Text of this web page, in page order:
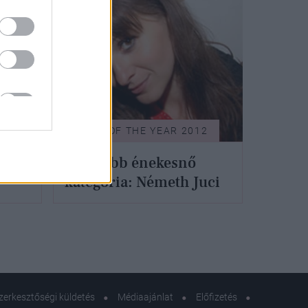
WOMEN OF THE YEAR 2012
A legjobb énekesnő
kategória: Németh Juci
küldetés Médiaajánlat
Előfizetés